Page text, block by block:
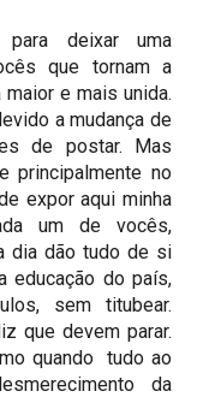
deixar uma
que tornam a
e mais unida.
a mudança de
de postar. Mas
principalmente no
expor aqui minha
um de vocês,
dia dão tudo de si
educação do país,
sem titubear.
que devem parar.
quando tudo ao
da